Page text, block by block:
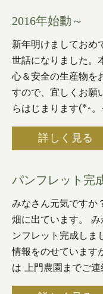
2016年始動～
新年明けましておめ
世話になりました。
心＆安全の生産物を
すので、宜しくお願
らはじまります(*^
詳しく見る
パンフレット完
みなさん元気ですか
畑に出ています。
ンフレット完成しま
情報をのせています
は 上門農園までご連